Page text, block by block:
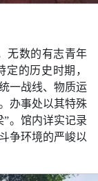
无数的有志青年
的历史时期，
一战线、物质运
办事处以其特殊
。馆内详实记录
争环境的严峻以